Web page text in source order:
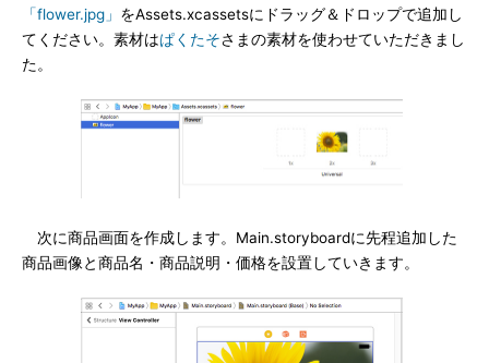
「flower.jpg」 をAssets.xcassetsにドラッグ＆ドロップで追加し
てください。素材はぱくたそさまの素材を使わせていただきまし
た。
次に商品画面を作成します。Main.storyboardに先程追加した
商品画像と商品名・商品説明・価格を設置していきます。